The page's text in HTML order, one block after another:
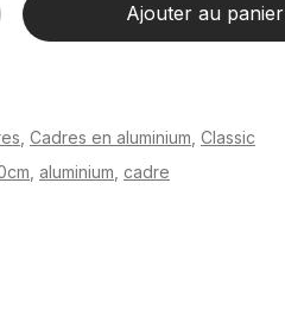
Ajouter au panier
Cadres en aluminium Classic
aluminium cadre